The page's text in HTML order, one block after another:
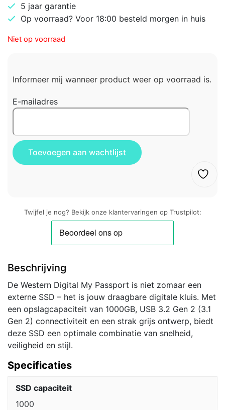
5 jaar garantie
Op voorraad? Voor 18:00 besteld morgen in huis
Niet op voorraad
Informeer mij wanneer product weer op voorraad is.
E-mailadres
Twijfel je nog? Bekijk onze klantervaringen op Trustpilot:
Beschrijving
De Western Digital My Passport is niet zomaar een
externe SSD – het is jouw draagbare digitale kluis. Met
een opslagcapaciteit van 1000GB, USB 3.2 Gen 2 (3.1
Gen 2) connectiviteit en een strak grijs ontwerp, biedt
deze SSD een optimale combinatie van snelheid,
veiligheid en stijl.
Specificaties
SSD capaciteit
1000